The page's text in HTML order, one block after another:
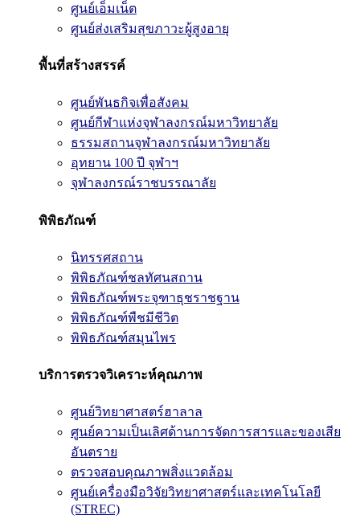
ศูนย์เอ็มเน็ต
ศูนย์ส่งเสริมสุขภาวะผู้สูงอายุ
พื้นที่สร้างสรรค์
ศูนย์พันธกิจเพื่อสังคม
ศูนย์กีฬาแห่งจุฬาลงกรณ์มหาวิทยาลัย
ธรรมสถานจุฬาลงกรณ์มหาวิทยาลัย
อุทยาน 100 ปี จุฬาฯ
จุฬาลงกรณ์ราชบรรณาลัย
พิพิธภัณฑ์
นิทรรศสถาน
พิพิธภัณฑ์ชลทัศนสถาน
พิพิธภัณฑ์พระจุฑาธุชราชฐาน
พิพิธภัณฑ์พืชมีชีวิต
พิพิธภัณฑ์สมุนไพร
บริการตรวจวิเคราะห์คุณภาพ
ศูนย์วิทยาศาสตร์ฮาลาล
ศูนย์ความเป็นเลิศด้านการจัดการสารและของเสีย
อันตราย
ตรวจสอบคุณภาพสิ่งแวดล้อม
ศูนย์เครื่องมือวิจัยวิทยาศาสตร์และเทคโนโลยี
(STREC)